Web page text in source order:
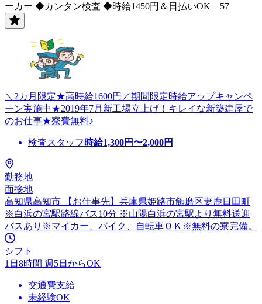
ーカー ◆カンタン検査 ◆時給1450円＆日払いOK 57
＼2カ月限定★高時給1600円／期間限定時給アップキャンペ
ーン実施中★2019年7月新工場立上げ！キレイな新築建屋で
のお仕事★寮費無料♪
検査スタッフ 時給1,300円〜2,000円
勤務地
面接地
高知県高知市 【お仕事先】兵庫県姫路市飾磨区妻鹿日田町
※白浜の宮駅路線バス10分 ※山陽白浜の宮駅より無料送迎
バスあり※マイカー、バイク、自転車ＯＫ※無料の寮完備。
シフト
1日8時間 週5日からOK
交通費支給
未経験OK